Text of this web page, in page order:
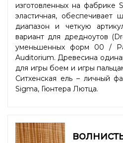
изготовленных на фабрике
эластичная, обеспечивает
диапазон и четкую
вариант для дредноутов
уменьшенных форм 00 /
Auditorium. Древесина
для игры боем и игры
Ситхенская ель – личный
Sigma, Гюнтера Лютца.